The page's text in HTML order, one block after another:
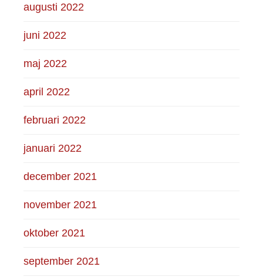
augusti 2022
juni 2022
maj 2022
april 2022
februari 2022
januari 2022
december 2021
november 2021
oktober 2021
september 2021